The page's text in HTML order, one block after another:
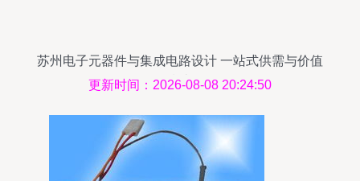
苏州电子元器件与集成电路设计 一站式供需与价值
指南
更新时间：2026-08-08 20:24:50